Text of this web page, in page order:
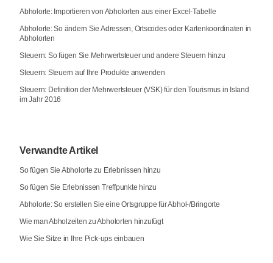
Abholorte: Importieren von Abholorten aus einer Excel-Tabelle
Abholorte: So ändern Sie Adressen, Ortscodes oder Kartenkoordinaten in
Abholorten
Steuern: So fügen Sie Mehrwertsteuer und andere Steuern hinzu
Steuern: Steuern auf Ihre Produkte anwenden
Steuern: Definition der Mehrwertsteuer (VSK) für den Tourismus in Island
im Jahr 2016
Verwandte Artikel
So fügen Sie Abholorte zu Erlebnissen hinzu
So fügen Sie Erlebnissen Treffpunkte hinzu
Abholorte: So erstellen Sie eine Ortsgruppe für Abhol-/Bringorte
Wie man Abholzeiten zu Abholorten hinzufügt
Wie Sie Sitze in Ihre Pick-ups einbauen